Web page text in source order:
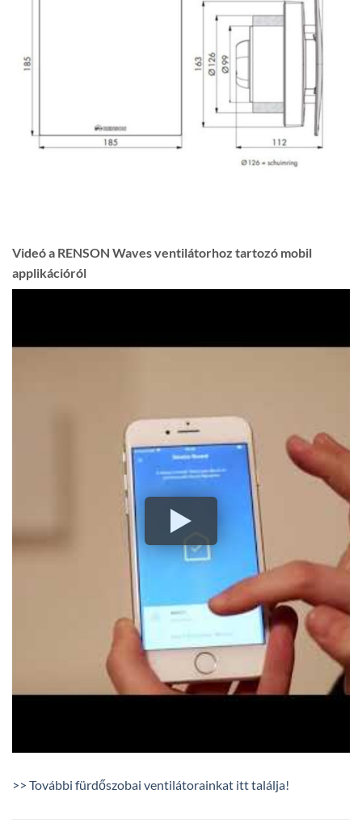
Videó a RENSON Waves ventilátorhoz tartozó mobil
applikációról
>> További fürdőszobai ventilátorainkat itt találja!